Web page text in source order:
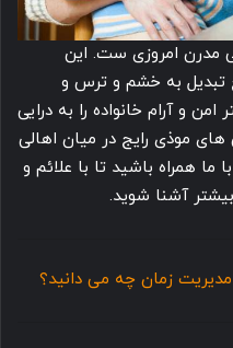
مدرن امروزی ست. این
تبدیل به خشم و ترس و
و آرام خانواده را به درایی
موذی رایج در میان اهالی
ما همراه باشید تا با علائم و
آشنا شوید.
مدیریت زمان چه می دانید؟